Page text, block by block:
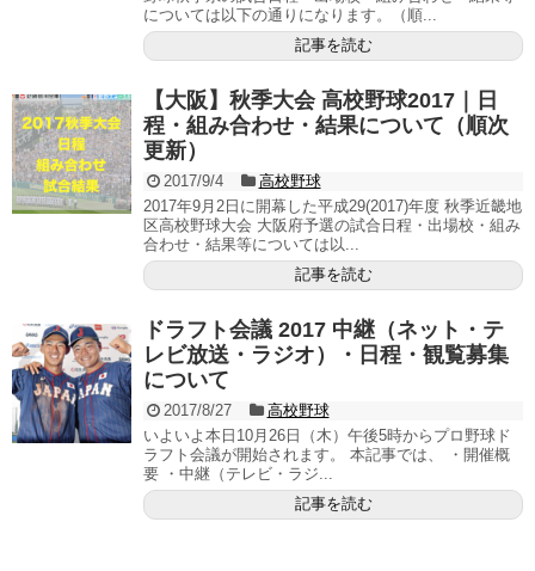
については以下の通りになります。（順...
記事を読む
【大阪】秋季大会 高校野球2017｜日
程・組み合わせ・結果について（順次
更新）
2017/9/4
高校野球
2017年9月2日に開幕した平成29(2017)年度 秋季近畿地
区高校野球大会 大阪府予選の試合日程・出場校・組み
合わせ・結果等については以...
記事を読む
ドラフト会議 2017 中継（ネット・テ
レビ放送・ラジオ）・日程・観覧募集
について
2017/8/27
高校野球
いよいよ本日10月26日（木）午後5時からプロ野球ド
ラフト会議が開始されます。 本記事では、 ・開催概
要 ・中継（テレビ・ラジ...
記事を読む